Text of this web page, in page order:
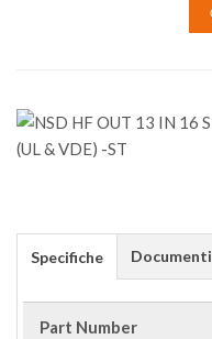
Specifiche Documenti
Part Number